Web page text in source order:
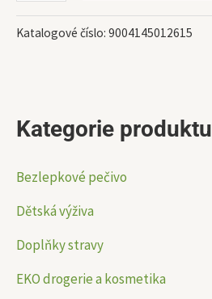
Kategorie produktu
Bezlepkové pečivo
Dětská výživa
Doplňky stravy
EKO drogerie a kosmetika
Katalogové číslo: 9004145012615